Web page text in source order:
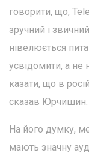
говорити, що,
зручний і
нівелюється
усвідомити, а не
казати, що в
сказав Юрчишин.
На його думку,
мають значну